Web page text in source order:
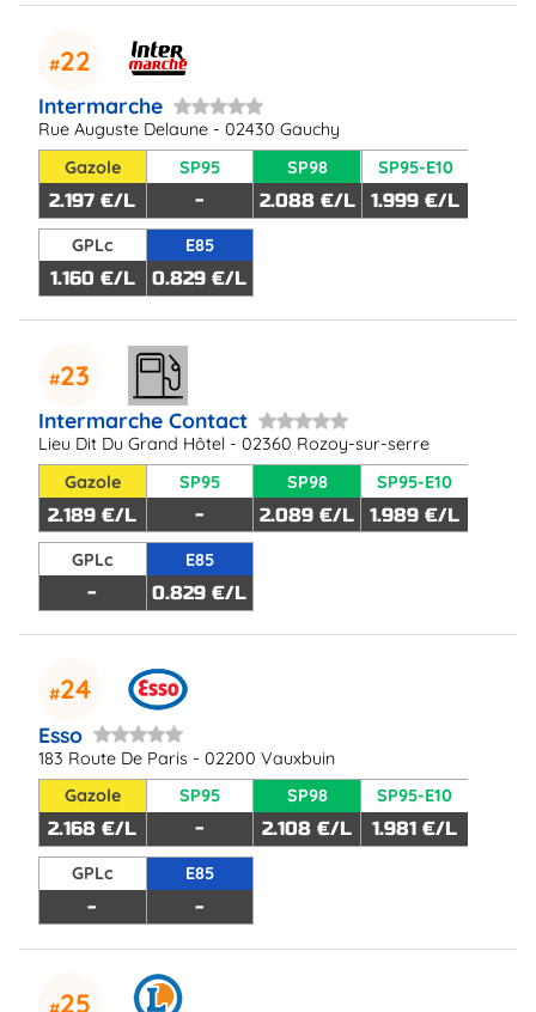
22
Intermarche
Rue Auguste Delaune - 02430 Gauchy
Gazole
2.197 €/L
SP95
-
SP98
2.088 €/L
SP95-E10
1.999 €/L
GPLc
1.160 €/L
E85
0.829 €/L
23
Intermarche Contact
Lieu Dit Du Grand Hôtel - 02360 Rozoy-sur-serre
Gazole
2.189 €/L
SP95
-
SP98
2.089 €/L
SP95-E10
1.989 €/L
GPLc
-
E85
0.829 €/L
24
Esso
183 Route De Paris - 02200 Vauxbuin
Gazole
2.168 €/L
SP95
-
SP98
2.108 €/L
SP95-E10
1.981 €/L
GPLc
-
E85
-
25